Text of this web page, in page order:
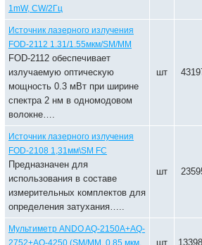
1mW, CW/2Гц
Источник лазерного излучения
FOD-2112 1.31/1.55мкм/SM/MM
FOD-2112 обеспечивает
излучаемую оптическую
мощность 0.3 мВт при ширине
спектра 2 нм в одномодовом
волокне….
шт
Источник лазерного излучения
FOD-2108 1,31мм\SM FC
Предназначен для
использования в составе
измерительных комплектов для
определения затухания…..
шт
Мультиметр ANDO AQ-2150A+AQ-
2752+AQ-4250 (SM/MM, 0.85 мкм,
шт